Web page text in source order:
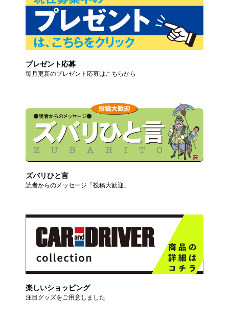
プレゼント応募
毎月更新のプレゼント応募はこちらから
ズバリひと言
読者からのメッセージ「投稿大歓迎」
楽しいショッピング
注目グッズをご用意しました